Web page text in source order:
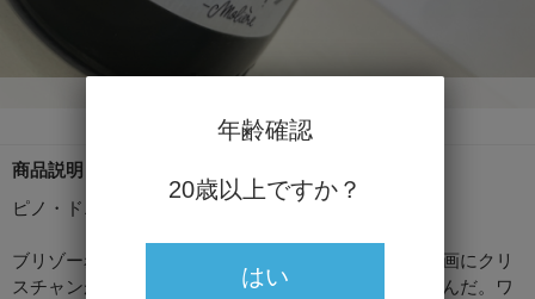
商品説明
ピノ・ドニス100％
ブリゾー赤のトップテロワールであるモルティエの区画にクリ
スチャンが生前最後に植えたピノ・ドニスだけで仕込んだ。ワ
年齢確認
20歳以上ですか？
はい